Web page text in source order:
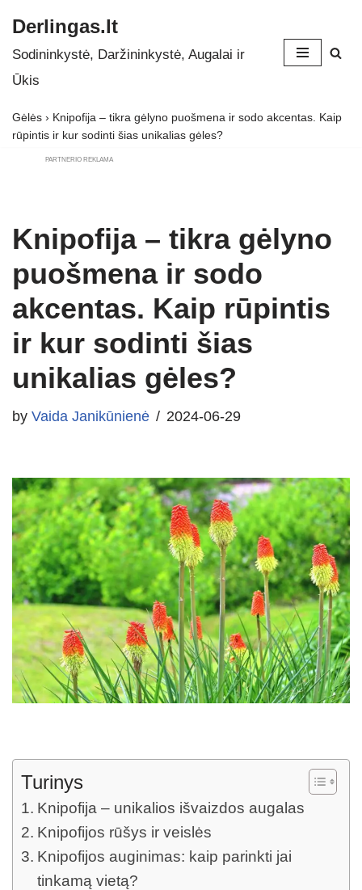
Skip
to
Derlingas.lt
Sodininkystė, Daržininkystė, Augalai ir
Ūkis
Gėlės › Knipofija – tikra gėlyno puošmena ir sodo akcentas. Kaip
rūpintis ir kur sodinti šias unikalias gėles?
PARTNERIO REKLAMA
Knipofija – tikra gėlyno
puošmena ir sodo
akcentas. Kaip rūpintis
ir kur sodinti šias
unikalias gėles?
by Vaida Janikūnienė 2024-06-29
Turinys
Knipofija – unikalios išvaizdos augalas
Knipofijos rūšys ir veislės
Knipofijos auginimas: kaip parinkti jai
tinkamą vietą?